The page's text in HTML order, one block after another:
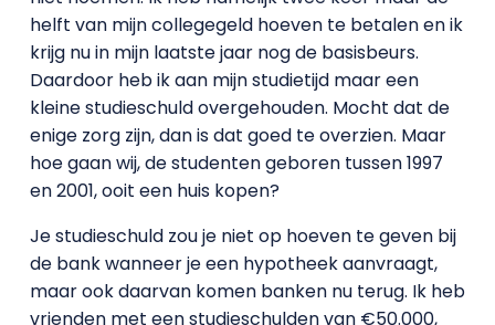
helft van mijn collegegeld hoeven te betalen en ik
krijg nu in mijn laatste jaar nog de basisbeurs.
Daardoor heb ik aan mijn studietijd maar een
kleine studieschuld overgehouden. Mocht dat de
enige zorg zijn, dan is dat goed te overzien. Maar
hoe gaan wij, de studenten geboren tussen 1997
en 2001, ooit een huis kopen?
Je studieschuld zou je niet op hoeven te geven bij
de bank wanneer je een hypotheek aanvraagt,
maar ook daarvan komen banken nu terug. Ik heb
vrienden met een studieschulden van €50.000,